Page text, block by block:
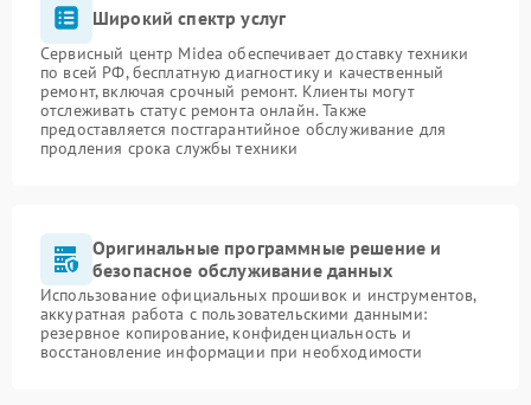
Широкий спектр услуг
Сервисный центр Midea обеспечивает доставку техники
по всей РФ, бесплатную диагностику и качественный
ремонт, включая срочный ремонт. Клиенты могут
отслеживать статус ремонта онлайн. Также
предоставляется постгарантийное обслуживание для
продления срока службы техники
Оригинальные программные решение и
безопасное обслуживание данных
Использование официальных прошивок и инструментов,
аккуратная работа с пользовательскими данными:
резервное копирование, конфиденциальность и
восстановление информации при необходимости